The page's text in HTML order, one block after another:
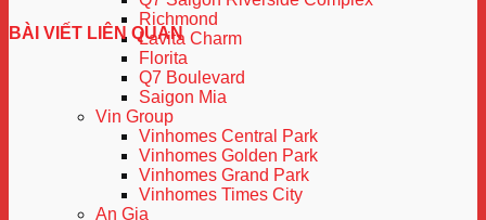
Richmond
Lavita Charm
Florita
Q7 Boulevard
Saigon Mia
Vin Group
Vinhomes Central Park
Vinhomes Golden Park
Vinhomes Grand Park
Vinhomes Times City
An Gia
BÀI VIẾT LIÊN QUAN